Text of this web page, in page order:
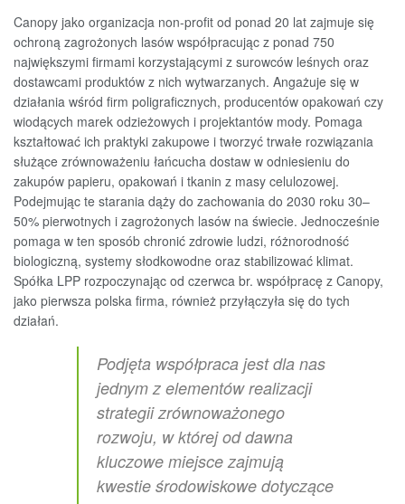
Canopy jako organizacja non-profit od ponad 20 lat zajmuje się
ochroną zagrożonych lasów współpracując z ponad 750
największymi firmami korzystającymi z surowców leśnych oraz
dostawcami produktów z nich wytwarzanych. Angażuje się w
działania wśród firm poligraficznych, producentów opakowań czy
wiodących marek odzieżowych i projektantów mody. Pomaga
kształtować ich praktyki zakupowe i tworzyć trwałe rozwiązania
służące zrównoważeniu łańcucha dostaw w odniesieniu do
zakupów papieru, opakowań i tkanin z masy celulozowej.
Podejmując te starania dąży do zachowania do 2030 roku 30–
50% pierwotnych i zagrożonych lasów na świecie. Jednocześnie
pomaga w ten sposób chronić zdrowie ludzi, różnorodność
biologiczną, systemy słodkowodne oraz stabilizować klimat.
Spółka LPP rozpoczynając od czerwca br. współpracę z Canopy,
jako pierwsza polska firma, również przyłączyła się do tych
działań.
Podjęta współpraca jest dla nas
jednym z elementów realizacji
strategii zrównoważonego
rozwoju, w której od dawna
kluczowe miejsce zajmują
kwestie środowiskowe dotyczące